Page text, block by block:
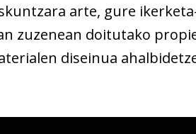
arte, gure
zuzenean doitutako
diseinua